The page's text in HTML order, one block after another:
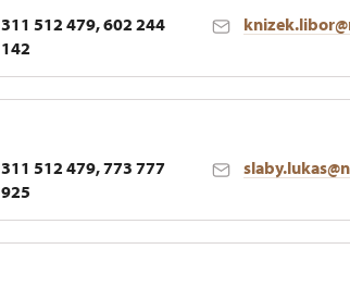
311 512 479, 602 244
142
311 512 479, 773 777
925